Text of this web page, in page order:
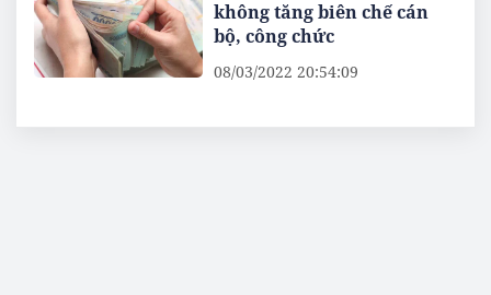
không tăng biên chế cán
bộ, công chức
08/03/2022 20:54:09